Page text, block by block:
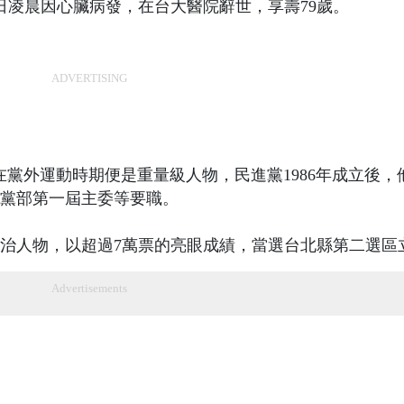
晨因心臟病發，在台大醫院辭世，享壽79歲。
ADVERTISING
外運動時期便是重量級人物，民進黨1986年成立後，
部第一屆主委等要職。
人物，以超過7萬票的亮眼成績，當選台北縣第二選區
Advertisements